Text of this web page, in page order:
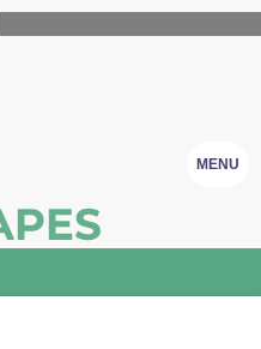
MENU